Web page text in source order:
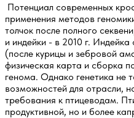
Потенциал современных
применения методов
толчок после полного
и индейки - в 2010 г.
(после курицы и зебровой
физическая карта и сборка
генома. Однако генетика не
возможностей для отрасли,
требования к птицеводам.
продуктивной, но и более